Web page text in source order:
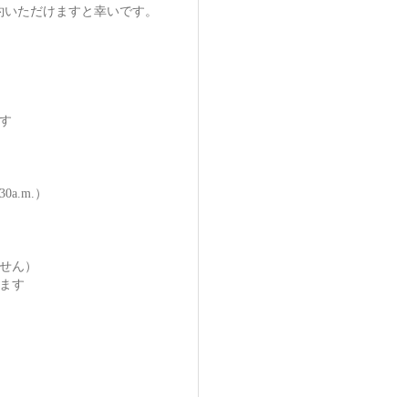
ただけますと幸いです。
）
ん）
す